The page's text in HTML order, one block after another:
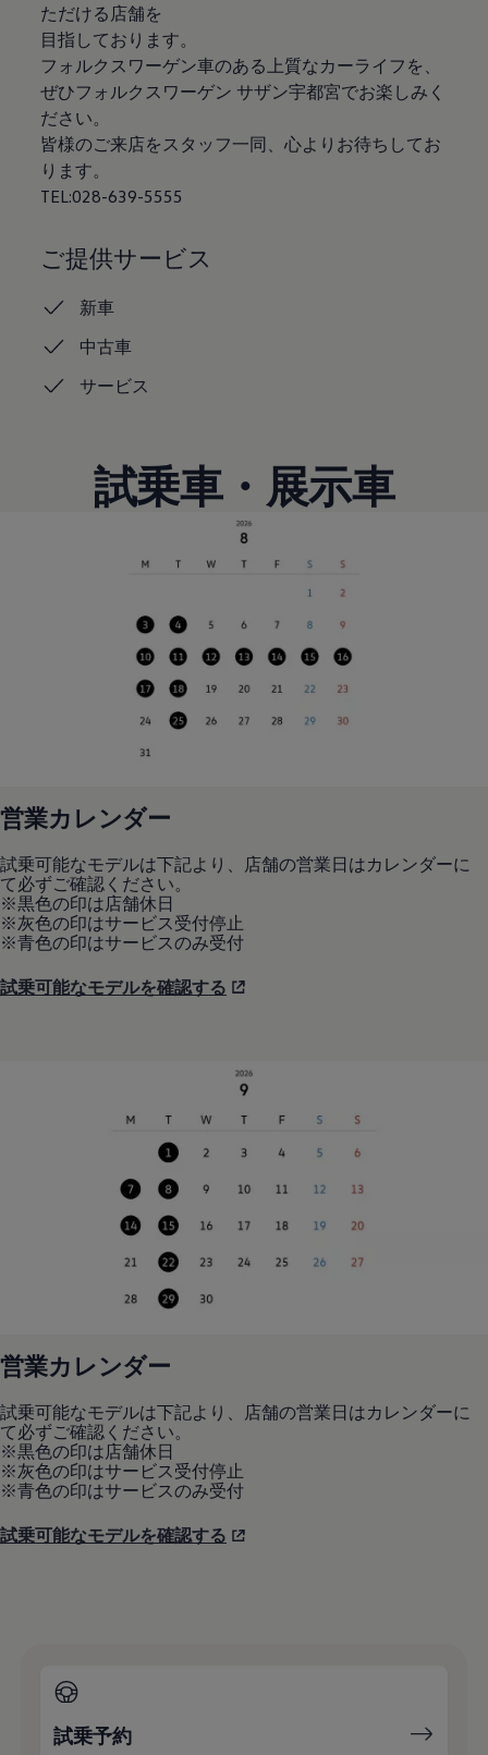
採用情報
正規ディーラー地域別採用情報
倫理・リスク管理・コンプライアンス
プレスリリース
2025
2023
2022
2020
2019
2017
2016
リコール関連情報
ただける店舗を
目指しております。
フォルクスワーゲン車のある上質なカーライフを、
ぜひフォルクスワーゲン サザン宇都宮でお楽しみく
ださい。
皆様のご来店をスタッフ一同、心よりお待ちしてお
ります。
TEL:028-639-5555
ご提供サービス
新車
中古車
サービス
試乗車・展示車
営業カレンダー
試乗可能なモデルは下記より、店舗の営業日はカレンダーに
て必ずご確認ください。
※黒色の印は店舗休日
※灰色の印はサービス受付停止
※青色の印はサービスのみ受付
試乗可能なモデルを確認する
営業カレンダー
試乗可能なモデルは下記より、店舗の営業日はカレンダーに
て必ずご確認ください。
※黒色の印は店舗休日
※灰色の印はサービス受付停止
※青色の印はサービスのみ受付
試乗可能なモデルを確認する
試乗予約